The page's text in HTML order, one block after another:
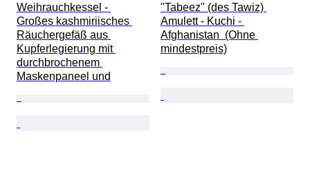
Weihrauchkessel -
Großes kashmiriisches
Räuchergefäß aus
Kupferlegierung mit
durchbrochenem
Maskenpaneel und
"Tabeez" (des Tawiz)
Amulett - Kuchi -
Afghanistan  (Ohne
mindestpreis)